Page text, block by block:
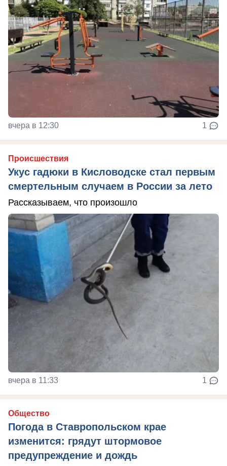
вчера в 12:30 1
Происшествия
Укус гадюки в Кисловодске стал первым
смертельным случаем в России за лето
Рассказываем, что произошло
вчера в 11:33 1
Общество
Погода в Ставропольском крае
изменится: грядут штормовое
предупреждение и дождь